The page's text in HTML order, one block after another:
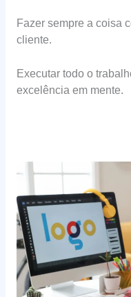
Fazer sempre a coisa
cliente.
Executar todo o
excelência em mente.